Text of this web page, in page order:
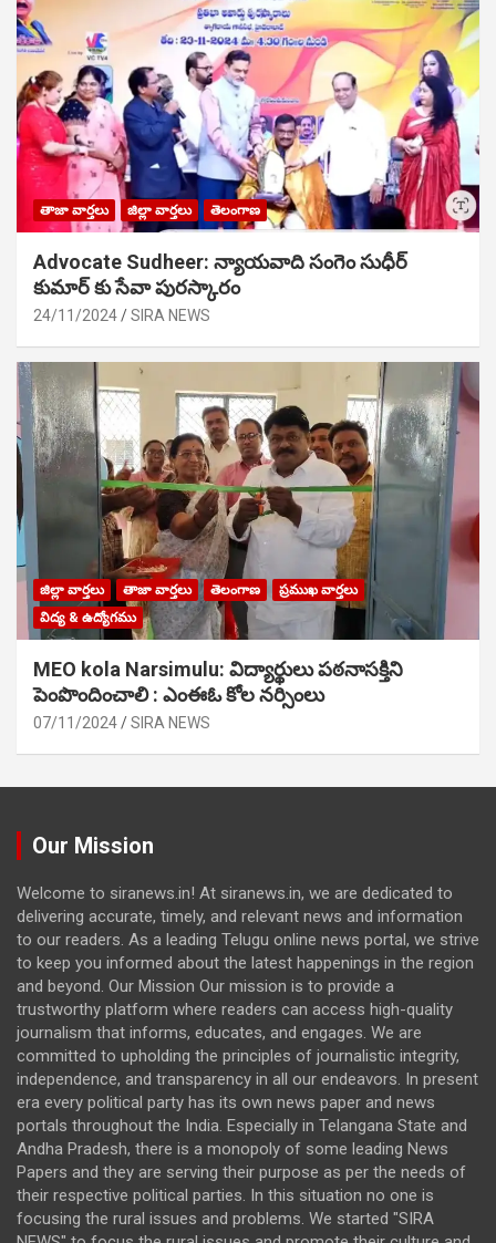
తాజా వార్తలు జిల్లా వార్తలు తెలంగాణ
Advocate Sudheer: న్యాయవాది సంగెం సుధీర్
కుమార్ కు సేవా పురస్కారం
24/11/2024 SIRA NEWS
జిల్లా వార్తలు తాజా వార్తలు తెలంగాణ
ప్రముఖ వార్తలు
విద్య & ఉద్యోగము
MEO kola Narsimulu: విద్యార్థులు పఠ‌నాసక్తిని
పెంపొందించాలి : ఎంఈఓ కోల నర్సింలు
07/11/2024 SIRA NEWS
Our Mission
Welcome to siranews.in! At siranews.in, we are dedicated to
delivering accurate, timely, and relevant news and information
to our readers. As a leading Telugu online news portal, we strive
to keep you informed about the latest happenings in the region
and beyond. Our Mission Our mission is to provide a
trustworthy platform where readers can access high-quality
journalism that informs, educates, and engages. We are
committed to upholding the principles of journalistic integrity,
independence, and transparency in all our endeavors. In present
era every political party has its own news paper and news
portals throughout the India. Especially in Telangana State and
Andha Pradesh, there is a monopoly of some leading News
Papers and they are serving their purpose as per the needs of
their respective political parties. In this situation no one is
focusing the rural issues and problems. We started "SIRA